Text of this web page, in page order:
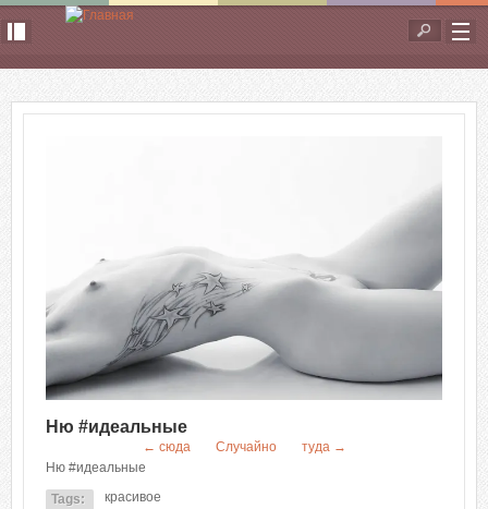
Перейти к основному содержанию
Форма
поиска
Ню #идеальные
← сюда Случайно
туда →
Ню #идеальные
Tags: красивое